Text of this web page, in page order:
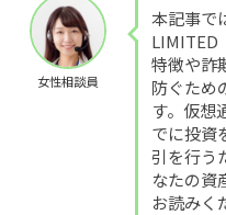
女性相談員
本記事で
特徴や詐
防ぐため
す。仮想
でに投資
引を行う
なたの資
お読みく